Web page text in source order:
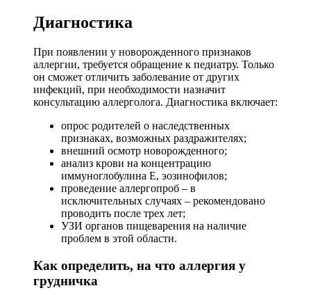
Диагностика
При появлении у новорожденного признаков
аллергии, требуется обращение к педиатру. Только
он сможет отличить заболевание от других
инфекций, при необходимости назначит
консультацию аллерголога. Диагностика включает:
опрос родителей о наследственных
признаках, возможных раздражителях;
внешний осмотр новорожденного;
анализ крови на концентрацию
иммуноглобулина Е, эозинофилов;
проведение аллергопроб – в
исключительных случаях – рекомендовано
проводить после трех лет;
УЗИ органов пищеварения на наличие
проблем в этой области.
Как определить, на что аллергия у
грудничка